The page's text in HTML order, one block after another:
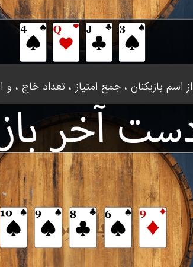
اسم بازیکنان ، جمع امتیاز ، تعداد خاج